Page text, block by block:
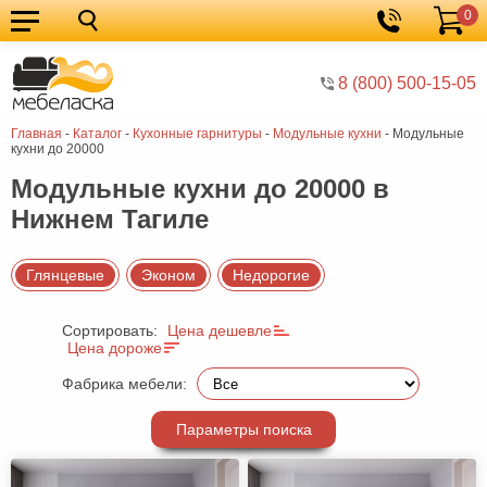
8 (800) 500-15-05
Корзина
0
Главная - Каталог - Кухонные гарнитуры - Модульные кухни - Модульные
кухни до 20000
Кухонные
гарнитуры
Мебель
для
кухни
Мебель
для
спальни
Кровати
Шкафы
Диваны
Мягкая
мебель
Детская
мебель
Мебель
Модульные кухни до 20000 в
Нижнем Тагиле
Глянцевые Эконом Недорогие
Сортировать:
Цена дешевле
Цена дороже
Фабрика мебели:
Параметры поиска